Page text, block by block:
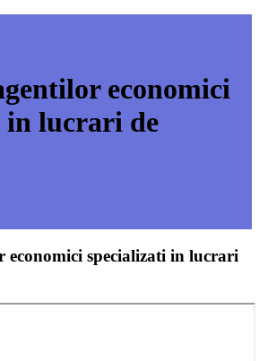
economici
in lucrari de
economici specializati in lucrari